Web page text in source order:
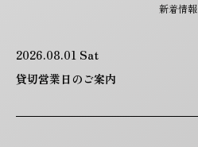
新着情報
2026.08.01 Sat
貸切営業日のご案内